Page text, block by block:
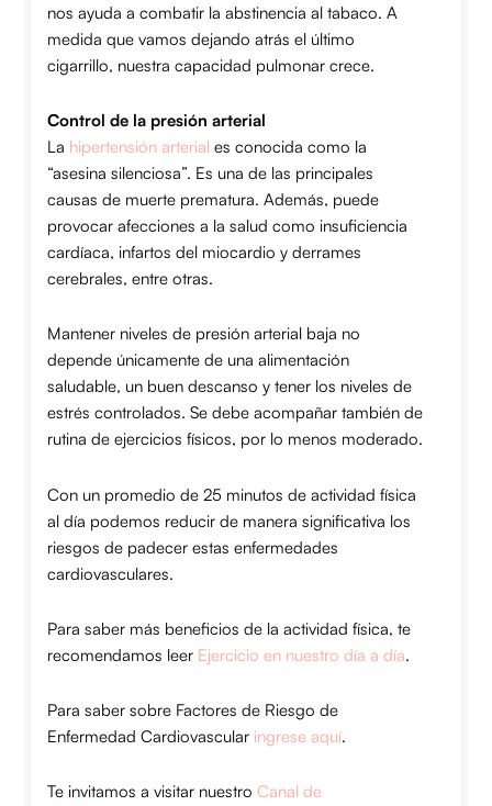
nos ayuda a combatir la abstinencia al tabaco. A
medida que vamos dejando atrás el último
cigarrillo, nuestra capacidad pulmonar crece.
Control de la presión arterial
La hipertensión arteriales conocida como la
“asesina silenciosa”. Es una de las principales
causas de muerte prematura. Además, puede
provocar afecciones a la salud como insuficiencia
cardíaca, infartos del miocardio y derrames
cerebrales, entre otras.
Mantener niveles de presión arterial baja no
depende únicamente de una alimentación
saludable, un buen descanso y tener los niveles de
estrés controlados. Se debe acompañar también de
rutina de ejercicios físicos, por lo menos moderado.
Con un promedio de 25 minutos de actividad física
al día podemos reducir de manera significativa los
riesgos de padecer estas enfermedades
cardiovasculares.
Para saber más beneficios de la actividad física, te
recomendamos leer Ejercicio en nuestro día a día.
Para saber sobre Factores de Riesgo de
Enfermedad Cardiovascular ingrese aquí.
Te invitamos a visitar nuestroCanal de